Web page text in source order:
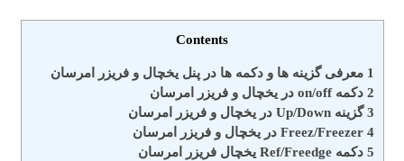
Contents
1 معرفی گزینه ها و دکمه ها در پنل یخچال و فریزر امرسان
2 دکمه on/off در یخچال و فریزر امرسان
3گزینه Up/Down در یخچال و فریزر امرسان
4 Freez/Freezer در یخچال و فریزر امرسان
5 دکمه Ref/Freedge یخچال فریزر امرسان